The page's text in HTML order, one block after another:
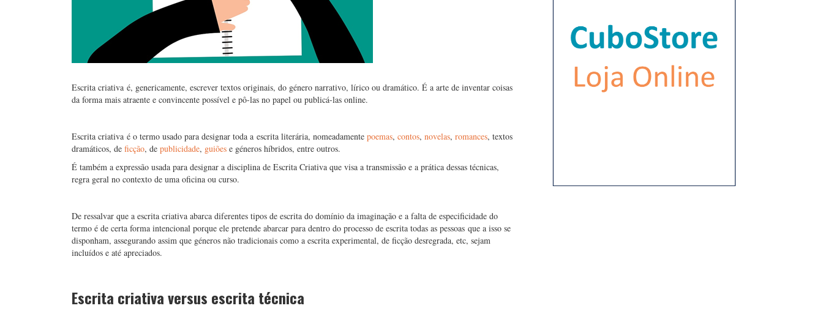
Escrita criativa é, genericamente, escrever textos originais, do género narrativo, lírico ou dramático. É a arte de inventar coisas
da forma mais atraente e convincente possível e pô-las no papel ou publicá-las online.
Escrita criativa é o termo usado para designar toda a escrita literária, nomeadamente poemas, contos, novelas, romances, textos
dramáticos, de ficção, de publicidade, guiões e géneros híbridos, entre outros.
É também a expressão usada para designar a disciplina de Escrita Criativa que visa a transmissão e a prática dessas técnicas,
regra geral no contexto de uma oficina ou curso.
De ressalvar que a escrita criativa abarca diferentes tipos de escrita do domínio da imaginação e a falta de especificidade do
termo é de certa forma intencional porque ele pretende abarcar para dentro do processo de escrita todas as pessoas que a isso se
disponham, assegurando assim que géneros não tradicionais como a escrita experimental, de ficção desregrada, etc, sejam
incluídos e até apreciados.
Escrita criativa versus escrita técnica